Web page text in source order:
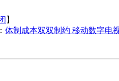
】
体制成本双双制约 移动数字电